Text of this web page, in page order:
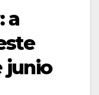
a
junio